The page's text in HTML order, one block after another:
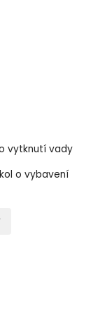
vytknutí vady
o vybavení